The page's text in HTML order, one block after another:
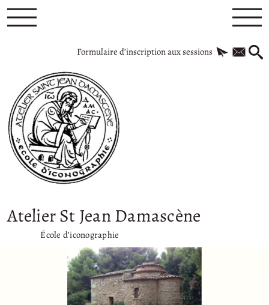
Formulaire d’inscription aux sessions
Atelier St Jean Damascène
École d’iconographie